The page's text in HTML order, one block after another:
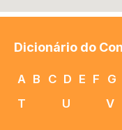
Dicionário do
A B C D E F G
T
U V